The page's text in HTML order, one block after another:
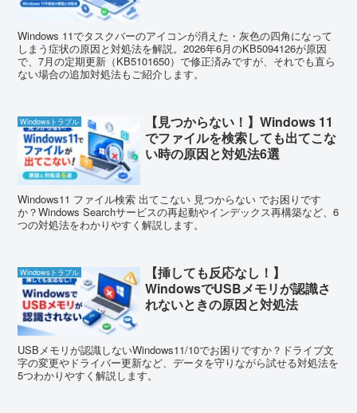
Windows 11でタスクバーのアイコンが消えた・灰色の四角になって
しまう症状の原因と対処法を解説。2026年6月のKB5094126が原因
で、7月の定期更新（KB5101650）で修正済みですが、それでも直ら
ない場合の追加対処法もご紹介します。
Windowsトラブル
【見つからない！】Windows 11
でファイルを検索しても出てこな
い時の原因と対処法6選
Windows11 ファイル検索 出てこない 見つからない でお困りです
か？Windows Searchサービスの再起動やインデックス再構築など、6
つの対処法をわかりやすく解説します。
Windowsトラブル
【挿しても反応なし！】
WindowsでUSBメモリが認識さ
れないときの原因と対処法
USBメモリが認識しないWindows11/10でお困りですか？ドライブ文
字の変更やドライバー更新など、データを守りながら試せる対処法を
5つわかりやすく解説します。